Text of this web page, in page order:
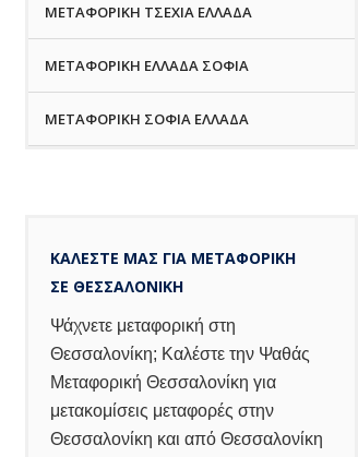
ΜΕΤΑΦΟΡΙΚΗ ΤΣΕΧΙΑ ΕΛΛΑΔΑ
ΜΕΤΑΦΟΡΙΚΗ ΕΛΛΑΔΑ ΣΟΦΙΑ
ΜΕΤΑΦΟΡΙΚΗ ΣΟΦΙΑ ΕΛΛΑΔΑ
ΚΑΛΕΣΤΕ ΜΑΣ ΓΙΑ ΜΕΤΑΦΟΡΙΚΗ
ΣΕ ΘΕΣΣΑΛΟΝΙΚΗ
Ψάχνετε μεταφορική στη
Θεσσαλονίκη; Καλέστε την Ψαθάς
Μεταφορική Θεσσαλονίκη για
μετακομίσεις μεταφορές στην
Θεσσαλονίκη και από Θεσσαλονίκη